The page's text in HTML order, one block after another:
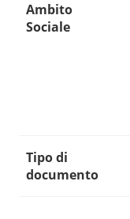
Ambito
Sociale
Tipo di
documento